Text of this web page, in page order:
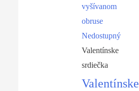
Nedostupný
Valentínske
srdiečka
Valentínske